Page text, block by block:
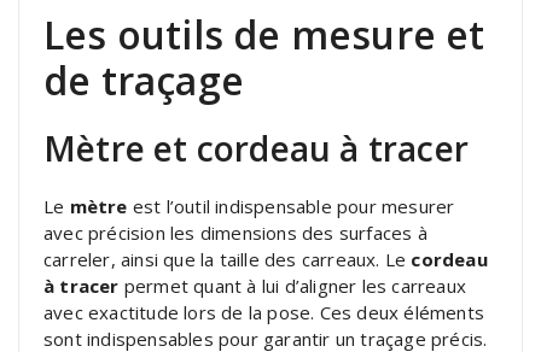
Les outils de mesure et
de traçage
Mètre et cordeau à tracer
Le mètre est l’outil indispensable pour mesurer
avec précision les dimensions des surfaces à
carreler, ainsi que la taille des carreaux. Le cordeau
à tracer permet quant à lui d’aligner les carreaux
avec exactitude lors de la pose. Ces deux éléments
sont indispensables pour garantir un traçage précis.